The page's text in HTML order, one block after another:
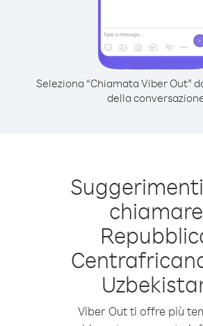
Seleziona “Chiamata Viber Out”
della
chiamare
Viber Out ti offre più